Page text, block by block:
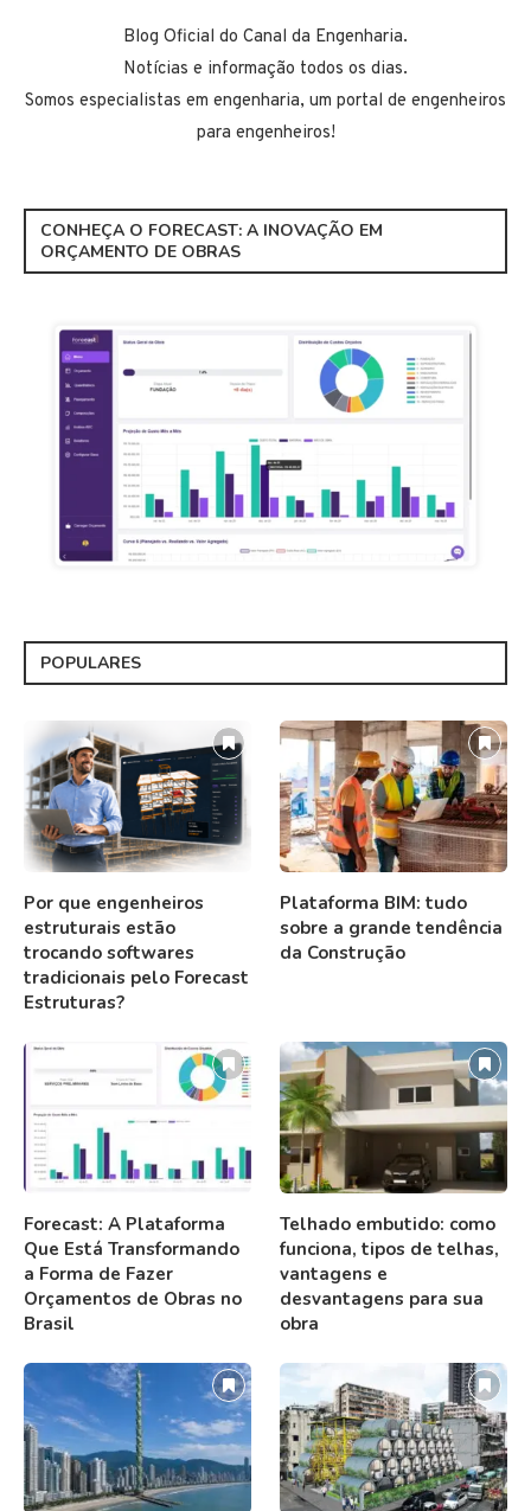
Blog Oficial do Canal da Engenharia.
Notícias e informação todos os dias.
Somos especialistas em engenharia, um portal de engenheiros
para engenheiros!
CONHEÇA O FORECAST: A INOVAÇÃO EM
ORÇAMENTO DE OBRAS
POPULARES
Por que engenheiros
estruturais estão
trocando softwares
tradicionais pelo Forecast
Estruturas?
Plataforma BIM: tudo
sobre a grande tendência
da Construção
Forecast: A Plataforma
Que Está Transformando
a Forma de Fazer
Orçamentos de Obras no
Brasil
Telhado embutido: como
funciona, tipos de telhas,
vantagens e
desvantagens para sua
obra